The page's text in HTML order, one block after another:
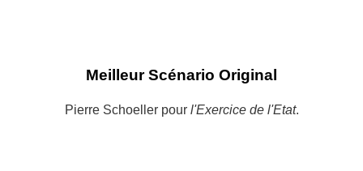
Meilleur Scénario Original
Pierre Schoeller pour l'Exercice de l'Etat.